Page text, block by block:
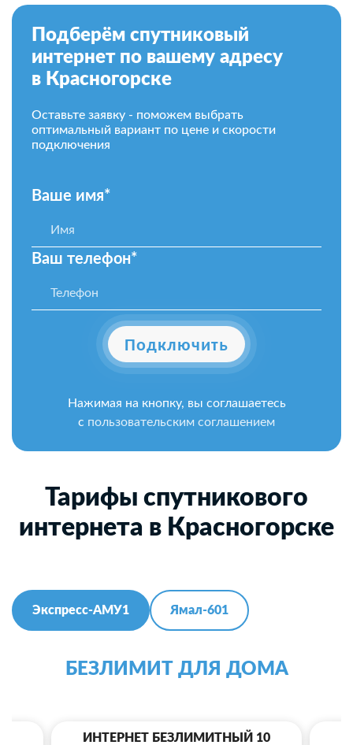
Подберём спутниковый
интернет по вашему адресу
в Красногорске
Оставьте заявку - поможем выбрать
оптимальный вариант по цене и скорости
подключения
Ваше имя*
Ваш телефон*
Подключить
Нажимая на кнопку, вы соглашаетесь
с пользовательским соглашением
Тарифы спутникового
интернета в Красногорске
Экспресс-АМУ1 Ямал-601
БЕЗЛИМИТ ДЛЯ ДОМА
ИНТЕРНЕТ БЕЗЛИМИТНЫЙ 10